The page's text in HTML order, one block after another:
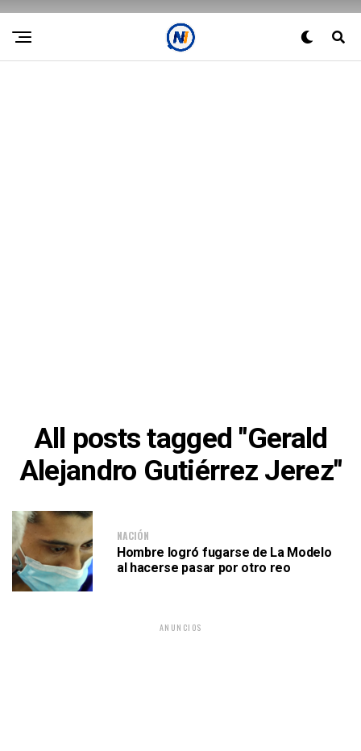
All posts tagged "Gerald
Alejandro Gutiérrez Jerez"
NACIÓN
Hombre logró fugarse de La Modelo
al hacerse pasar por otro reo
ANUNCIOS